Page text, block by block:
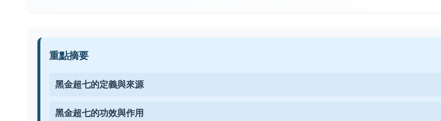
重點摘要
黑金超七的定義與來源
黑金超七的功效與作用